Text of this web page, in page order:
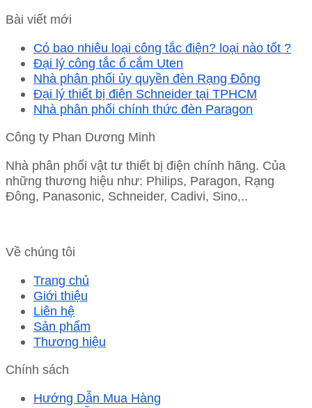
Bài viết mới
Có bao nhiêu loại công tắc điện? loại nào tốt ?
Đại lý công tắc ổ cắm Uten
Nhà phân phối ủy quyền đèn Rạng Đông
Đại lý thiết bị điện Schneider tại TPHCM
Nhà phân phối chính thức đèn Paragon
Công ty Phan Dương Minh
Nhà phân phối vật tư thiết bị điện chính hãng. Của
những thương hiệu như: Philips, Paragon, Rạng
Đông, Panasonic, Schneider, Cadivi, Sino,..
Về chúng tôi
Trang chủ
Giới thiệu
Liên hệ
Sản phẩm
Thương hiệu
Chính sách
Hướng Dẫn Mua Hàng